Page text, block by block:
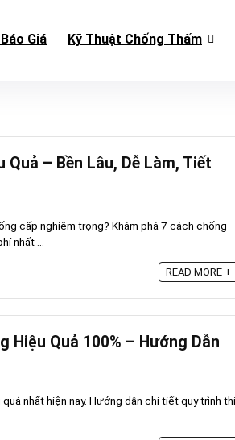
Giá Kỹ Thuật Chống Thấm
– Bền Lâu, Dễ Làm, Tiết
cấp nghiêm trọng? Khám phá 7 cách chống
nhất ...
READ MORE +
Hiệu Quả 100% – Hướng Dẫn
nhất hiện nay. Hướng dẫn chi tiết quy trình thi